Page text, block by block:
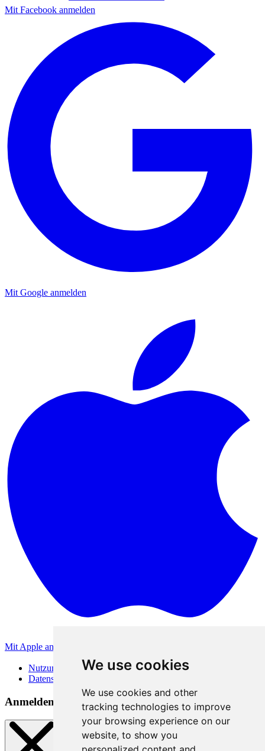
We use cookies
We use cookies and other
tracking technologies to improve
your browsing experience on our
website, to show you
Mit Facebook anmelden
Mit Google anmelden
Mit Apple anmelden
Nutzungsbedingungen
Datenschutzerklärung
Anmeldemethoden